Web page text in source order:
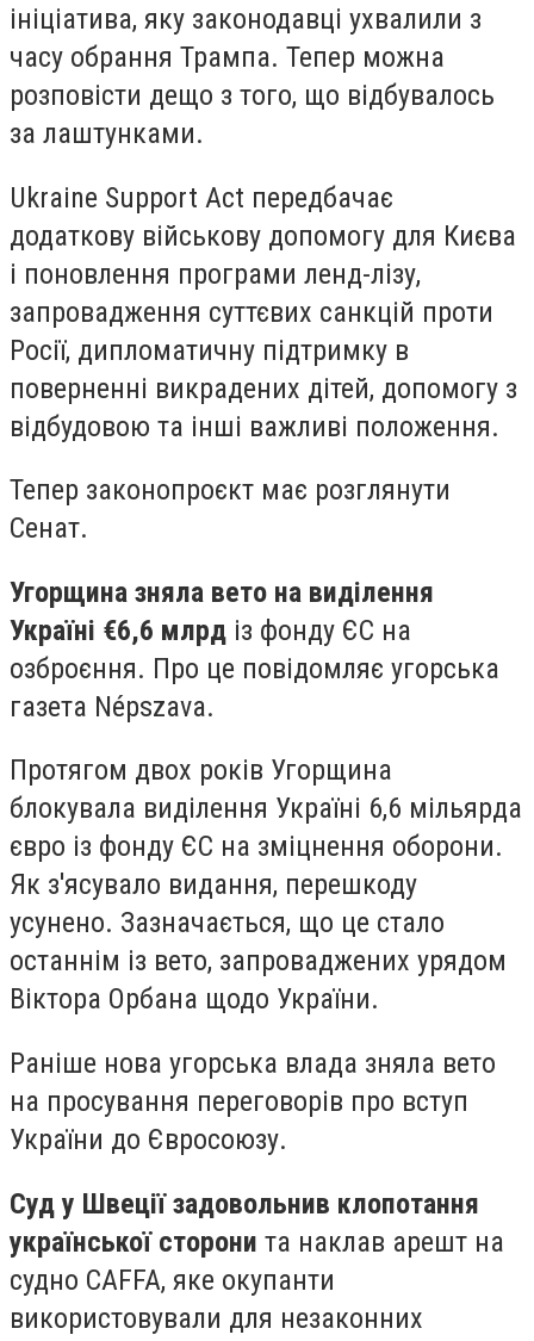
ініціатива, яку законодавці ухвалили з
часу обрання Трампа. Тепер можна
розповісти дещо з того, що відбувалось
за лаштунками.
Ukraine Support Act передбачає
додаткову військову допомогу для Києва
і поновлення програми ленд-лізу,
запровадження суттєвих санкцій проти
Росії, дипломатичну підтримку в
поверненні викрадених дітей, допомогу з
відбудовою та інші важливі положення.
Тепер законопроєкт має розглянути
Сенат.
Угорщина зняла вето на виділення
Україні €6,6 млрд із фонду ЄС на
озброєння. Про це повідомляє угорська
газета Népszava.
Протягом двох років Угорщина
блокувала виділення Україні 6,6 мільярда
євро із фонду ЄС на зміцнення оборони.
Як з'ясувало видання, перешкоду
усунено. Зазначається, що це стало
останнім із ветo, запроваджених урядом
Віктора Орбана щодо України.
Раніше нова угорська влада зняла вето
на просування переговорів про вступ
України до Євросоюзу.
Суд у Швеції задовольнив клопотання
української сторони та наклав арешт на
судно CAFFA, яке окупанти
використовували для незаконних